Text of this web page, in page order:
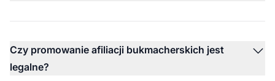
Czy promowanie afiliacji bukmacherskich jest
legalne?